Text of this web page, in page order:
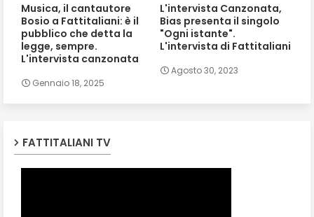
Musica, il cantautore
Bosio a Fattitaliani: è il
pubblico che detta la
legge, sempre.
L'intervista canzonata
Gennaio 18, 2025
L'intervista Canzonata,
Bias presenta il singolo
"Ogni istante".
L'intervista di Fattitaliani
Agosto 30, 2023
FATTITALIANI TV